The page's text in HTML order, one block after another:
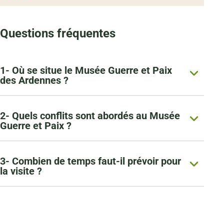
Questions fréquentes
1- Où se situe le Musée Guerre et Paix
des Ardennes ?
2- Quels conflits sont abordés au Musée
Guerre et Paix ?
3- Combien de temps faut-il prévoir pour
la visite ?